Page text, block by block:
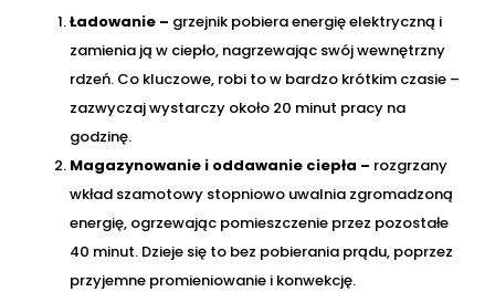
Ładowanie – grzejnik pobiera energię elektryczną i
zamienia ją w ciepło, nagrzewając swój wewnętrzny
rdzeń. Co kluczowe, robi to w bardzo krótkim czasie –
zazwyczaj wystarczy około 20 minut pracy na
godzinę.
Magazynowanie i oddawanie ciepła – rozgrzany
wkład szamotowy stopniowo uwalnia zgromadzoną
energię, ogrzewając pomieszczenie przez pozostałe
40 minut. Dzieje się to bez pobierania prądu, poprzez
przyjemne promieniowanie i konwekcję.